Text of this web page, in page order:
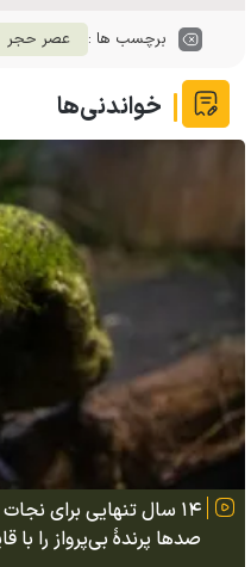
برچسب ها : عصر حجر
خواندنی‌ها
۱۴ سال تنهایی برای
صدها پرندهٔ بی‌پرواز را با